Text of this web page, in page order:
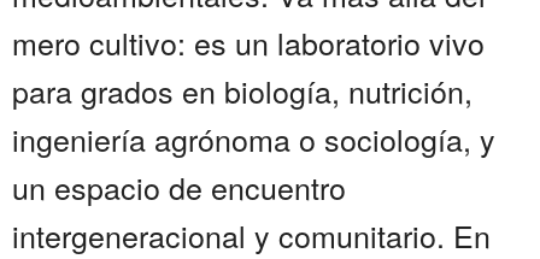
mero cultivo: es un laboratorio vivo
para grados en biología, nutrición,
ingeniería agrónoma o sociología, y
un espacio de encuentro
intergeneracional y comunitario. En